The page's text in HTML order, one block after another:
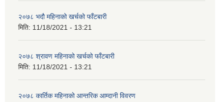
२०७८ भदौ महिनाको खर्चको फाँटबारी
मिति: 11/18/2021 - 13:21
२०७८ श्रावण महिनाको खर्चको फाँटबारी
मिति: 11/18/2021 - 13:21
२०७८ कार्तिक महिनाको आन्तरिक आम्दानी विवरण